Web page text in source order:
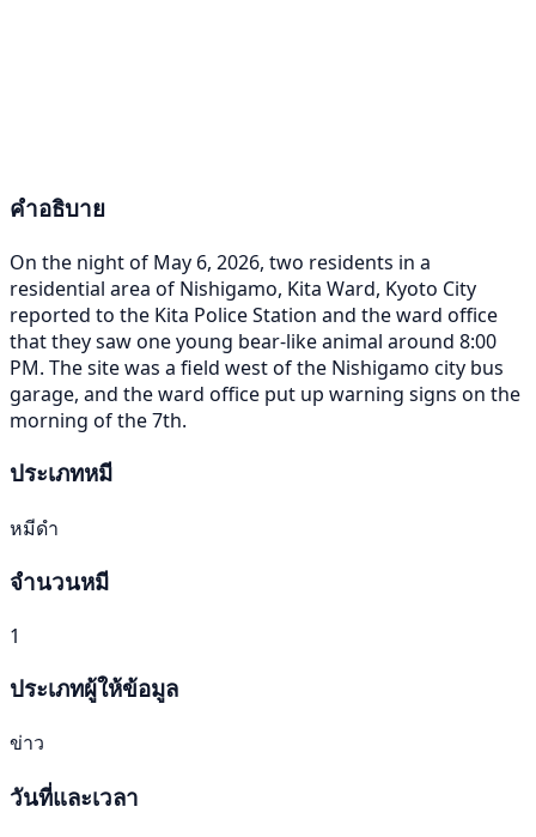
คำอธิบาย
On the night of May 6, 2026, two residents in a
residential area of Nishigamo, Kita Ward, Kyoto City
reported to the Kita Police Station and the ward office
that they saw one young bear-like animal around 8:00
PM. The site was a field west of the Nishigamo city bus
garage, and the ward office put up warning signs on the
morning of the 7th.
ประเภทหมี
หมีดำ
จำนวนหมี
1
ประเภทผู้ให้ข้อมูล
ข่าว
วันที่และเวลา